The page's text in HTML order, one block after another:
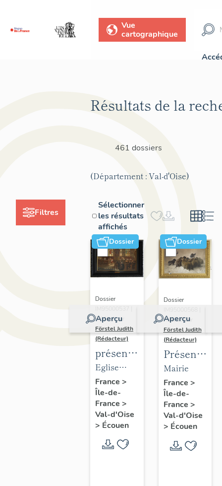
Vue
cartographique
Filtres
Résultats de la
461 dossiers
(Département : Val-d'Oise)
Sélectionner
les résultats
affichés
Dossier
Aperçu
Dossier
Réalisé par
Förstel Judith
(Rédacteur)
présentation
du
mobilier
de
l'église
d'Ecouen
Eglise
Saint-
Acceul
France >
Île-de-
France >
Val-d'Oise
> Écouen
Dossier
Aperçu
Dossier
Réalisé par
Förstel Judith
(Rédacteur)
du
mobilier
de la
mairie
d'Ecouen
Mairie
France >
Île-de-
France >
Val-d'Oise
> Écouen